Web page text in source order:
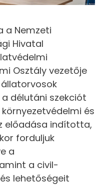
a Nemzeti
Hivatal
Osztály vezetője
délutáni szekciót
környezetvédelmi és
előadása indította,
forduljuk
a
a civil-
lehetőségeit